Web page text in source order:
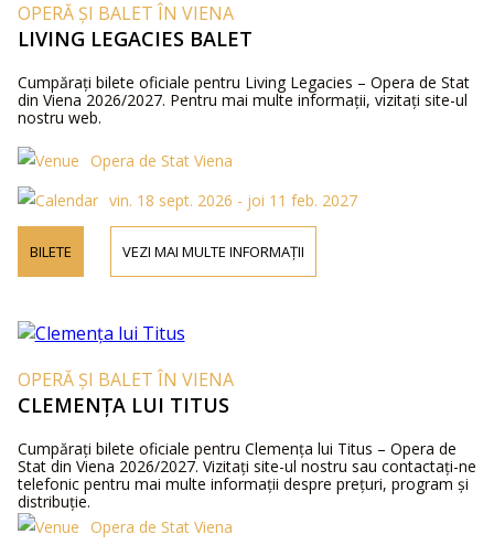
OPERĂ ȘI BALET ÎN VIENA
LIVING LEGACIES BALET
Cumpărați bilete oficiale pentru Living Legacies – Opera de Stat
din Viena 2026/2027. Pentru mai multe informații, vizitați site-ul
nostru web.
Opera de Stat Viena
vin. 18 sept. 2026 - joi 11 feb. 2027
BILETE VEZI MAI MULTE INFORMAȚII
OPERĂ ȘI BALET ÎN VIENA
CLEMENȚA LUI TITUS
Cumpărați bilete oficiale pentru Clemența lui Titus – Opera de
Stat din Viena 2026/2027. Vizitați site-ul nostru sau contactați-ne
telefonic pentru mai multe informații despre prețuri, program și
distribuție.
Opera de Stat Viena